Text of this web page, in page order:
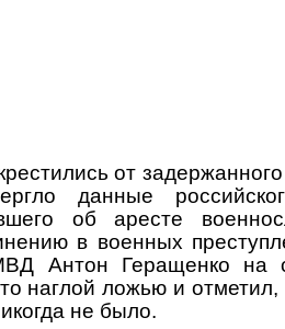
от
данные
об аресте
в военных
Антон Геращенко на
наглой ложью и отметил,
не было.